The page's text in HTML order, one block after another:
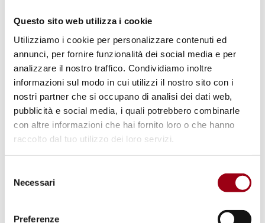
Questo sito web utilizza i cookie
Utilizziamo i cookie per personalizzare contenuti ed
annunci, per fornire funzionalità dei social media e per
analizzare il nostro traffico. Condividiamo inoltre
informazioni sul modo in cui utilizzi il nostro sito con i
nostri partner che si occupano di analisi dei dati web,
pubblicità e social media, i quali potrebbero combinarle
con altre informazioni che hai fornito loro o che hanno
raccolto dal tuo utilizzo dei loro servizi.
delNecessari
Preferenze
Il cambiamento climatico devasta intere comunità ed aumenta
povertà e fame, incidendo negativamente anche sui giovani.
Essi, tuttavia, possono e devono essere protagonisti di
impegnandosi nelle attività di prevenzione del rischio e
riduzione degli effetti negativi.
-
Per la celebrazione della giornata, il Programme on youth
invita i giovani a creare gruppi nelle proprie comunità per
diventare protagonisti nella gestione dei problemi relativi al
cambiamento climatico; a costruire nuove partnerships tra
cercare soluzioni concrete; a condurre ricerche su come le